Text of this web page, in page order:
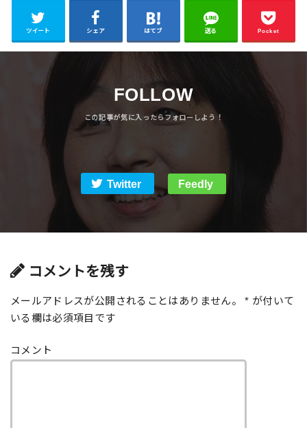
ツイート シェア はてブ 送る Pocket
FOLLOW
Twitter Feedly
コメントを残す
メールアドレスが公開されることはありません。 * が付いて
いる欄は必須項目です
コメント